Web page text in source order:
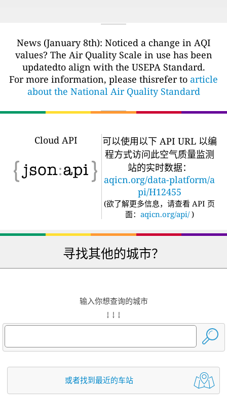
News (January 8th): Noticed a change in AQI
values? The Air Quality Scale in use has been
updatedto align with the USEPA Standard.
For more information, please thisrefer to article
about the National Air Quality Standard
Cloud API
可以使用以下 API URL 以编
程方式访问此空气质量监测
站的实时数据：
aqicn.org/data-platform/a
pi/H12455
(欲了解更多信息，请查看 API 页
面： aqicn.org/api/ )
寻找其他的城市？
输入你想查询的城市
↓ ↓ ↓
或者找到最近的车站